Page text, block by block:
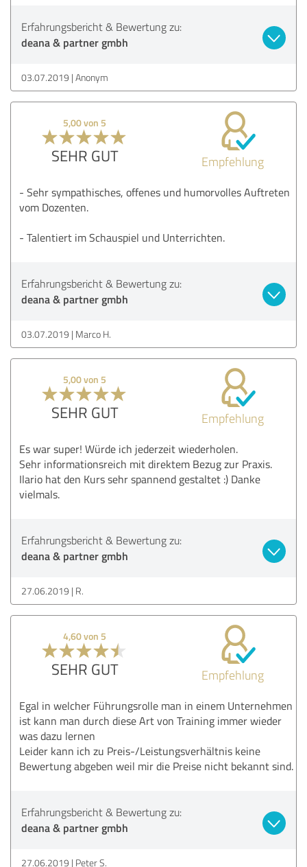
Erfahrungsbericht & Bewertung zu:
deana & partner gmbh
03.07.2019 Anonym
5,00 von 5
SEHR GUT Empfehlung
- Sehr sympathisches, offenes und humorvolles Auftreten
vom Dozenten.
- Talentiert im Schauspiel und Unterrichten.
Erfahrungsbericht & Bewertung zu:
deana & partner gmbh
03.07.2019 Marco H.
5,00 von 5
SEHR GUT Empfehlung
Es war super! Würde ich jederzeit wiederholen.
Sehr informationsreich mit direktem Bezug zur Praxis.
Ilario hat den Kurs sehr spannend gestaltet :) Danke
vielmals.
Erfahrungsbericht & Bewertung zu:
deana & partner gmbh
27.06.2019 R.
4,60 von 5
SEHR GUT Empfehlung
Egal in welcher Führungsrolle man in einem Unternehmen
ist kann man durch diese Art von Training immer wieder
was dazu lernen
Leider kann ich zu Preis-/Leistungsverhältnis keine
Bewertung abgeben weil mir die Preise nicht bekannt sind.
Erfahrungsbericht & Bewertung zu:
deana & partner gmbh
27.06.2019 Peter S.